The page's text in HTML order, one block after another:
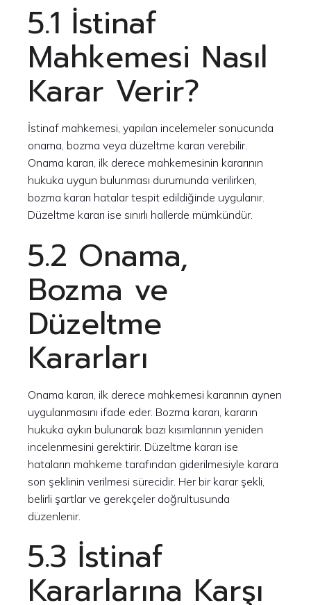
5.1 İstinaf
Mahkemesi Nasıl
Karar Verir?
İstinaf mahkemesi, yapılan incelemeler sonucunda
onama, bozma veya düzeltme kararı verebilir.
Onama kararı, ilk derece mahkemesinin kararının
hukuka uygun bulunması durumunda verilirken,
bozma kararı hatalar tespit edildiğinde uygulanır.
Düzeltme kararı ise sınırlı hallerde mümkündür.
5.2 Onama,
Bozma ve
Düzeltme
Kararları
Onama kararı, ilk derece mahkemesi kararının aynen
uygulanmasını ifade eder. Bozma kararı, kararın
hukuka aykırı bulunarak bazı kısımlarının yeniden
incelenmesini gerektirir. Düzeltme kararı ise
hataların mahkeme tarafından giderilmesiyle karara
son şeklinin verilmesi sürecidir. Her bir karar şekli,
belirli şartlar ve gerekçeler doğrultusunda
düzenlenir.
5.3 İstinaf
Kararlarına Karşı